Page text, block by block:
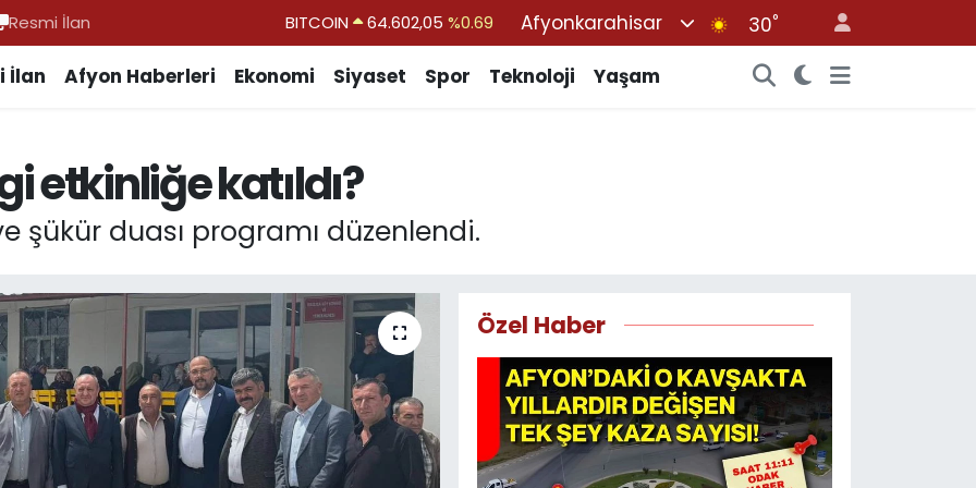
Resmi İlan DOLAR 47,5986 %0.06
BİST100
BITCOIN
64.602,05 %0.69
Afyonkarahisar 30°
İlan Afyon Haberleri Ekonomi Siyaset Spor Teknoloji Yaşam
etkinliğe katıldı?
şükür duası programı düzenlendi.
Özel Haber